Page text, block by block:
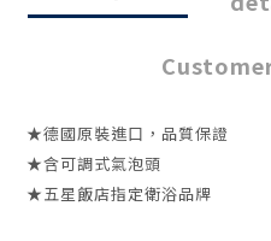
★德國原裝進口，品質保證
★含可調式氣泡頭
★五星飯店指定衛浴品牌